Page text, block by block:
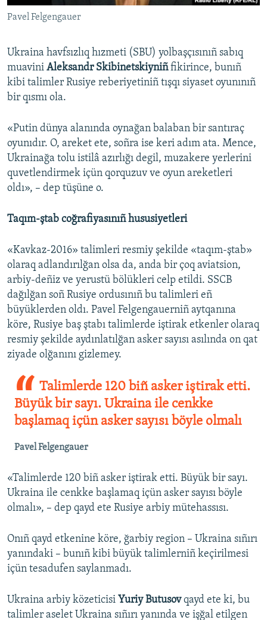
Pavel Felgengauer
Ukraina havfsızlıq hızmeti (SBU) yolbaşçısınıñ sabıq
muavini Aleksandr Skibinetskiyniñfikirince, bunıñ
kibi talimler Rusiye reberiyetiniñ tışqı siyaset oyunınıñ
bir qısmı ola.
«Putin dünya alanında oynağan balaban bir santıraç
oyunıdır. O, areket ete, soñra ise keri adım ata. Mence,
Ukrainağa tolu istilâ azırlığı degil, muzakere yerlerini
quvetlendirmek içün qorquzuv ve oyun areketleri
oldı», – dep tüşüne o.
Taqım-ştab coğrafiyasınıñ hususiyetleri
«Kavkaz-2016» talimleri resmiy şekilde «taqım-ştab»
olaraq adlandırılğan olsa da, anda bir çoq aviatsion,
arbiy-deñiz ve yerustü bölükleri celp etildi. SSCB
dağılğan soñ Rusiye ordusınıñ bu talimleri eñ
büyüklerden oldı. Pavel Felgengauerniñ aytqanına
köre, Rusiye baş ştabı talimlerde iştirak etkenler olaraq
resmiy şekilde aydınlatılğan asker sayısı asılında on qat
ziyade olğanını gizlemey.
Talimlerde 120 biñ asker iştirak etti.
Büyük bir sayı. Ukraina ile cenkke
başlamaq içün asker sayısı böyle olmalı
Pavel Felgengauer
«Talimlerde 120 biñ asker iştirak etti. Büyük bir sayı.
Ukraina ile cenkke başlamaq içün asker sayısı böyle
olmalı», – dep qayd ete Rusiye arbiy mütehassısı.
Onıñ qayd etkenine köre, ğarbiy region – Ukraina sıñırı
yanındaki – bunıñ kibi büyük talimlerniñ keçirilmesi
içün tesadufen saylanmadı.
Ukraina arbiy közeticisi Yuriy Butusovqayd ete ki, bu
talimler aselet Ukraina sıñırı yanında ve işğal etilgen